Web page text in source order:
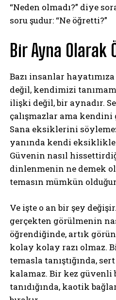
“Neden olmadı?” diye
soru şudur: “Ne öğretti?”
Bir Ayna Olarak
Bazı insanlar
değil, kendimizi
ilişki değil, bir aynadır.
çalışmazlar ama
Sana eksiklerini
yanında kendi
Güvenin nasıl
dinlenmenin ne demek
temasın mümkün
Ve işte o an bir şey
gerçekten görülmenin
öğrendiğinde, artık
kolay kolay razı olmaz.
temasla tanıştığında,
kalamaz. Bir kez güvenli
tanıdığında, kaotik